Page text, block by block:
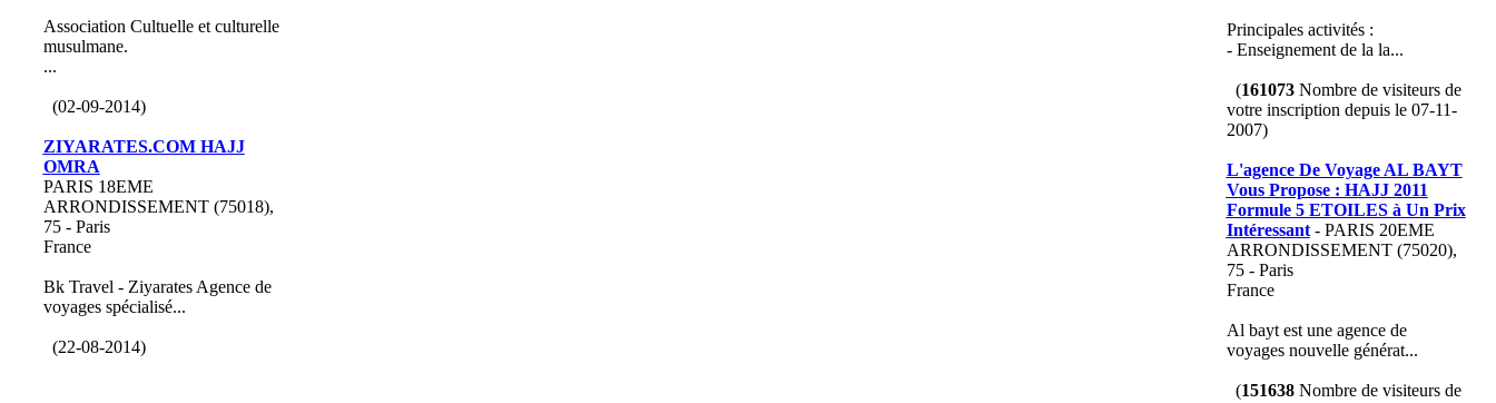
Association Cultuelle et culturelle
musulmane.
...
(02-09-2014)
ZIYARATES.COM HAJJ
OMRA
PARIS 18EME
ARRONDISSEMENT (75018),
75 - Paris
France
Bk Travel - Ziyarates Agence de
voyages spécialisé...
(22-08-2014)
Principales activités :
- Enseignement de la la...
(161073Nombre de visiteurs de
votre inscription depuis le 07-11-
2007)
L'agence De Voyage AL BAYT
Vous Propose : HAJJ 2011
Formule 5 ETOILES à Un Prix
Intéressant- PARIS 20EME
ARRONDISSEMENT (75020),
75 - Paris
France
Al bayt est une agence de
voyages nouvelle générat...
(151638Nombre de visiteurs de